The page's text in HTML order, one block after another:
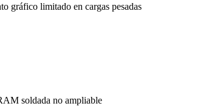
gráfico limitado en cargas pesadas
soldada no ampliable